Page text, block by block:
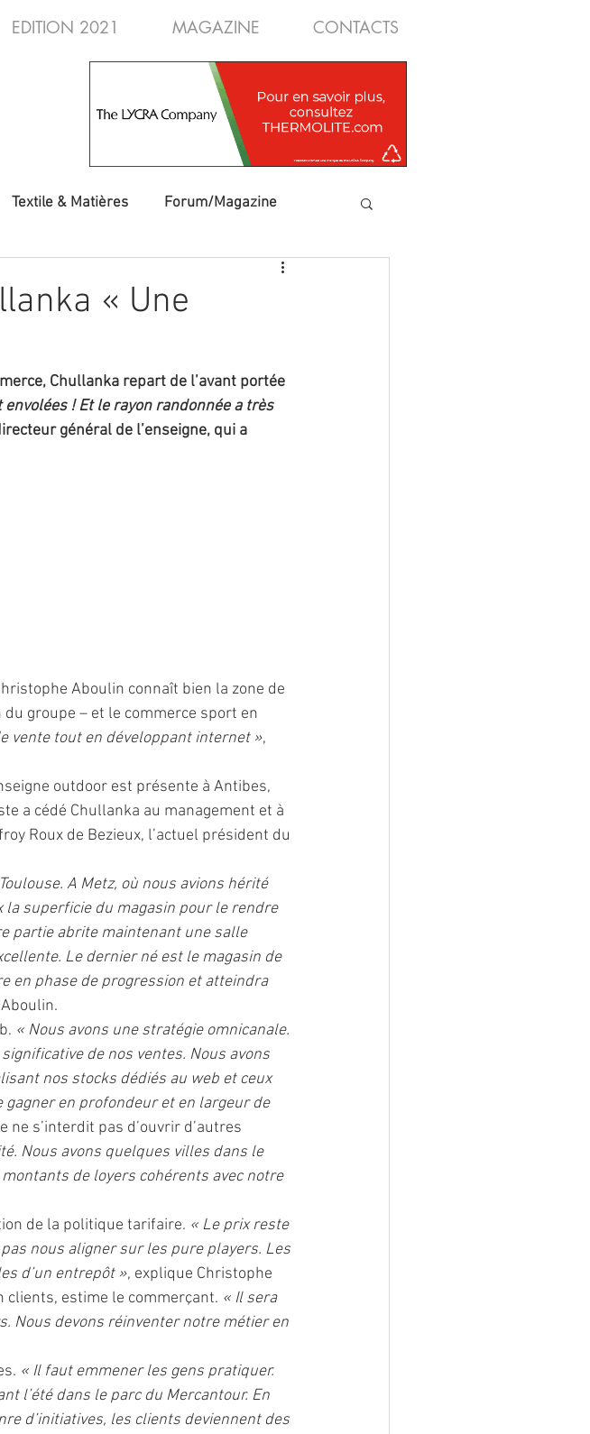
EDITION 2021 MAGAZINE CONTACTS
Textile & Matières Forum/Magazine
« Une
Chullanka repart de l’avant portée
! Et le rayon randonnée a très
général de l’enseigne, qui a
Aboulin connaît bien la zone de
groupe – et le commerce sport en
vente tout en développant internet »,
outdoor est présente à Antibes,
a cédé Chullanka au management et à
Roux de Bezieux, l’actuel président du
A Metz, où nous avions hérité
la superficie du magasin pour le rendre
partie abrite maintenant une salle
Le dernier né est le magasin de
en phase de progression et atteindra
« Nous avons une stratégie omnicanale.
de nos ventes. Nous avons
nos stocks dédiés au web et ceux
gagner en profondeur et en largeur de
ne s’interdit pas d’ouvrir d’autres
Nous avons quelques villes dans le
de loyers cohérents avec notre
de la politique tarifaire. « Le prix reste
nous aligner sur les pure players. Les
d’un entrepôt », explique Christophe
clients, estime le commerçant. « Il sera
Nous devons réinventer notre métier en
« Il faut emmener les gens pratiquer.
l’été dans le parc du Mercantour. En
d’initiatives, les clients deviennent des